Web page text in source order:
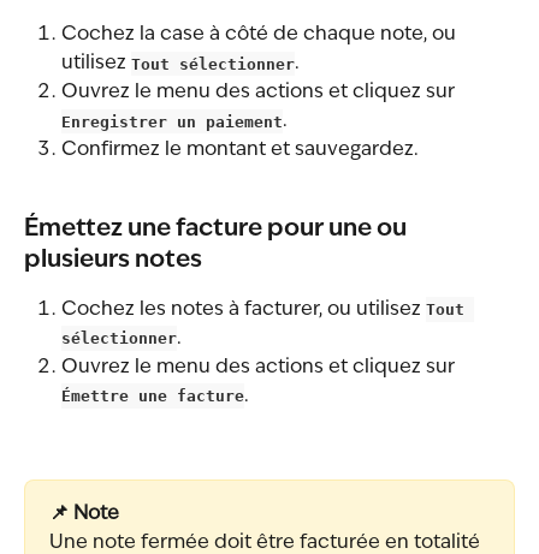
Cochez la case à côté de chaque note, ou
utilisez Tout sélectionner.
Ouvrez le menu des actions et cliquez sur
Enregistrer un paiement.
Confirmez le montant et sauvegardez.
Émettez une facture pour une ou
plusieurs notes
Cochez les notes à facturer, ou utilisez Tout
sélectionner.
Ouvrez le menu des actions et cliquez sur
Émettre une facture.
📌 Note
Une note fermée doit être facturée en totalité